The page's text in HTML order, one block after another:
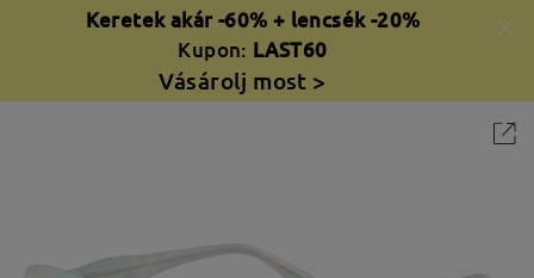
Keretek akár -60% + lencsék -20%
Kupon: LAST60
Vásárolj most >